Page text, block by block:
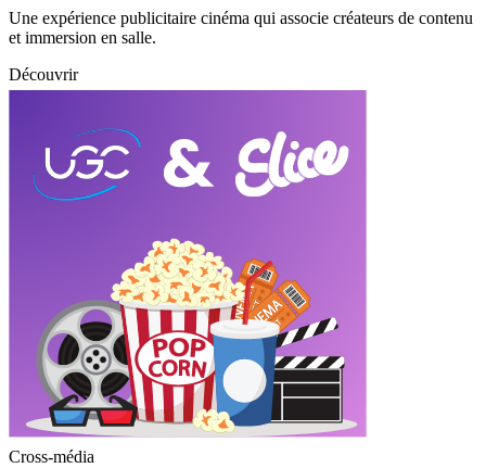
Une expérience publicitaire cinéma qui associe créateurs de contenu
et immersion en salle.
Découvrir
Cross-média